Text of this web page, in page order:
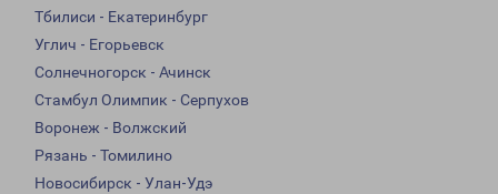
Тбилиси - Екатеринбург
Углич - Егорьевск
Солнечногорск - Ачинск
Стамбул Олимпик - Серпухов
Воронеж - Волжский
Рязань - Томилино
Новосибирск - Улан-Удэ